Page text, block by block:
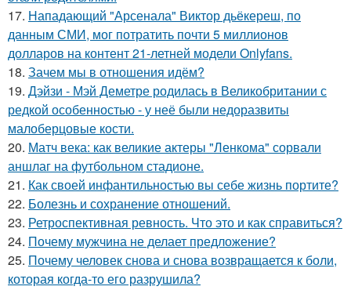
17. Нападающий "Арсенала" Виктор дьёкереш, по
данным СМИ, мог потратить почти 5 миллионов
долларов на контент 21-летней модели Onlyfans.
18. Зачем мы в отношения идём?
19. Дэйзи - Мэй Деметре родилась в Великобритании с
редкой особенностью - у неё были недоразвиты
малоберцовые кости.
20. Матч века: как великие актеры "Ленкома" сорвали
аншлаг на футбольном стадионе.
21. Как своей инфантильностью вы себе жизнь портите?
22. Болезнь и сохранение отношений.
23. Ретроспективная ревность. Что это и как справиться?
24. Почему мужчина не делает предложение?
25. Почему человек снова и снова возвращается к боли,
которая когда-то его разрушила?